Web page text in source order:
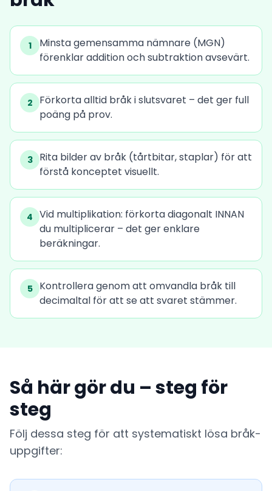
1
Minsta gemensamma nämnare (MGN)
förenklar addition och subtraktion avsevärt.
2
Förkorta alltid bråk i slutsvaret – det ger full
poäng på prov.
3
Rita bilder av bråk (tårtbitar, staplar) för att
förstå konceptet visuellt.
4 Vid multiplikation: förkorta diagonalt INNAN
du multiplicerar – det ger enklare
beräkningar.
5
Kontrollera genom att omvandla bråk till
decimaltal för att se att svaret stämmer.
Så här gör du – steg för
steg
Följ dessa steg för att systematiskt lösa bråk-
uppgifter: